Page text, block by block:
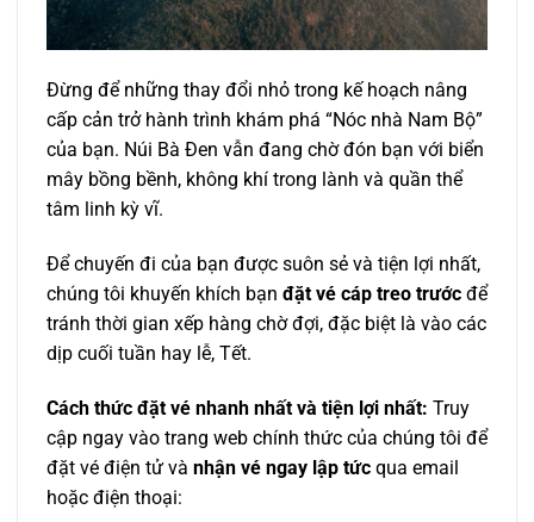
Đừng để những thay đổi nhỏ trong kế hoạch nâng
cấp cản trở hành trình khám phá “Nóc nhà Nam Bộ”
của bạn. Núi Bà Đen vẫn đang chờ đón bạn với biển
mây bồng bềnh, không khí trong lành và quần thể
tâm linh kỳ vĩ.
Để chuyến đi của bạn được suôn sẻ và tiện lợi nhất,
chúng tôi khuyến khích bạn đặt vé cáp treo trước để
tránh thời gian xếp hàng chờ đợi, đặc biệt là vào các
dịp cuối tuần hay lễ, Tết.
Cách thức đặt vé nhanh nhất và tiện lợi nhất: Truy
cập ngay vào trang web chính thức của chúng tôi để
đặt vé điện tử và nhận vé ngay lập tức qua email
hoặc điện thoại: